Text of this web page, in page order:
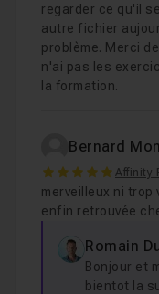
regarder ce qu'il
autre fichier
problème. Merci
n'ai pas les
la formation.
Bernard
5 Affinity
merveilleux ni
enfin retrouvée
Romain
Bonjour et
bientot la